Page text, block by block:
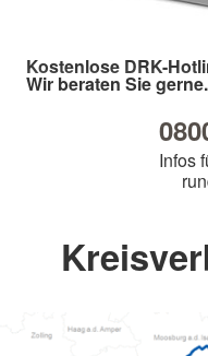
Kostenlose DRK-
Wir beraten Sie gerne.
Infos